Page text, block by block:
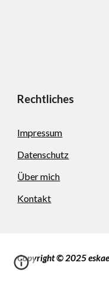
Rechtliches
Impressum
Datenschutz
Über mich
Kontakt
Copyright © 2025